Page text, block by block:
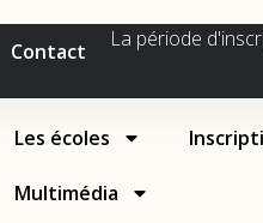
Contact La période
Les écoles
Multimédia